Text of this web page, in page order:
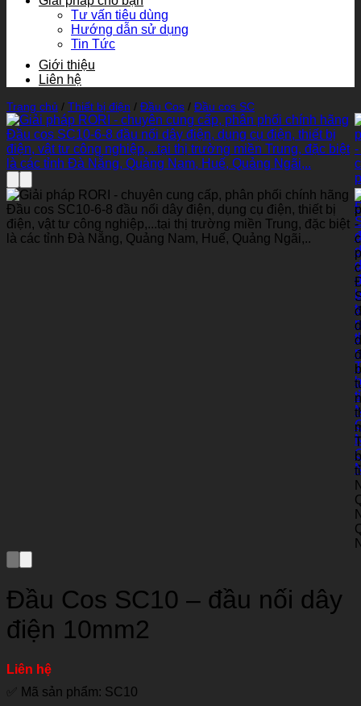
Tư vấn tiêu dùng
Hướng dẫn sử dụng
Tin Tức
Giới thiệu
Liên hệ
Trang chủ / Thiết bị điện / Đầu Cos / Đầu cos SC
Đầu Cos SC10 – đầu nối dây
điện 10mm2
Liên hệ
✅ Mã sản phẩm: SC10